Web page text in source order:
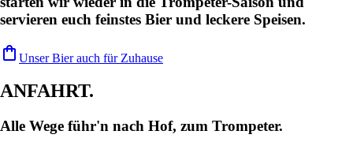
servieren euch feinstes Bier und leckere Speisen.
shopping_bag Unser Bier auch für Zuhause
ANFAHRT.
Alle Wege führ'n nach Hof, zum Trompeter.